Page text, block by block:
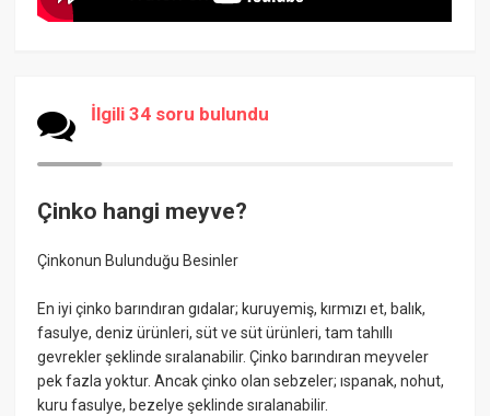
İlgili 34 soru bulundu
Çinko hangi meyve?
Çinkonun Bulunduğu Besinler
En iyi çinko barındıran gıdalar; kuruyemiş, kırmızı et, balık,
fasulye, deniz ürünleri, süt ve süt ürünleri, tam tahıllı
gevrekler şeklinde sıralanabilir. Çinko barındıran meyveler
pek fazla yoktur. Ancak çinko olan sebzeler; ıspanak, nohut,
kuru fasulye, bezelye şeklinde sıralanabilir.